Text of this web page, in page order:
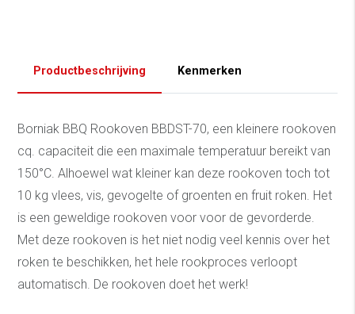
Productbeschrijving Kenmerken
Borniak BBQ Rookoven BBDST-70, een kleinere rookoven
cq. capaciteit die een maximale temperatuur bereikt van
150°C. Alhoewel wat kleiner kan deze rookoven toch tot
10 kg vlees, vis, gevogelte of groenten en fruit roken. Het
is een geweldige rookoven voor voor de gevorderde.
Met deze rookoven is het niet nodig veel kennis over het
roken te beschikken, het hele rookproces verloopt
automatisch. De rookoven doet het werk!